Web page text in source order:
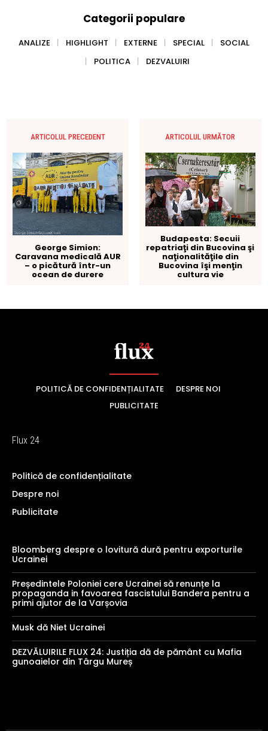
POLITICĂ DE CONFIDENȚIALITATE
DESPRE NOI
PUBLICITATE
Flux 24
Politică de confidențialitate
Despre noi
Publicitate
Bloomberg despre o lovitură dură pentru exporturile
Ucrainei
Președintele Poloniei cere Ucrainei să renunțe la
propaganda in favoarea fascistului Bandera pentru a
primi ajutor de la Varșovia
Musk dă Niet Ucrainei
DEZVĂLUIRILE FLUX 24: Justiția dă de pământ cu Mafia
gunoaielor din Târgu Mureș